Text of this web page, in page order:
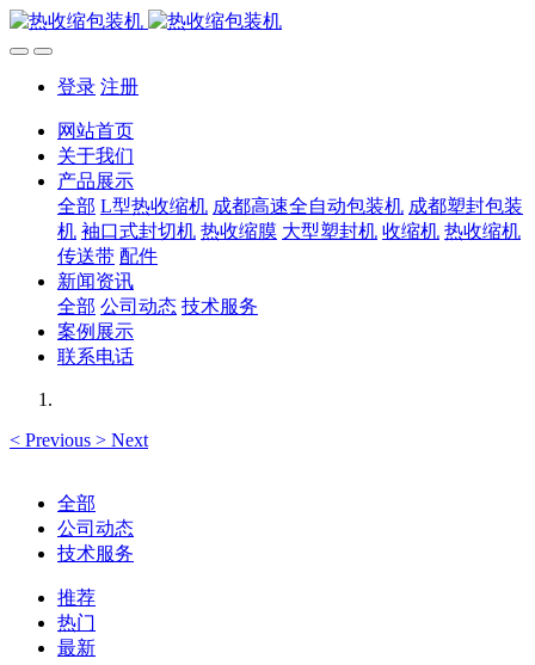
登录 注册
网站首页
关于我们
产品展示
全部 L型热收缩机 成都高速全自动包装机 成都塑封包装
机 袖口式封切机 热收缩膜 大型塑封机 收缩机 热收缩机
传送带 配件
新闻资讯
全部 公司动态 技术服务
案例展示
联系电话
< Previous > Next
全部
公司动态
技术服务
推荐
热门
最新